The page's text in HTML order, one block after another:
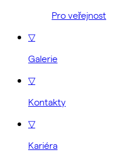
Pro veřejnost
▽
Galerie
▽
Kontakty
▽
Kariéra